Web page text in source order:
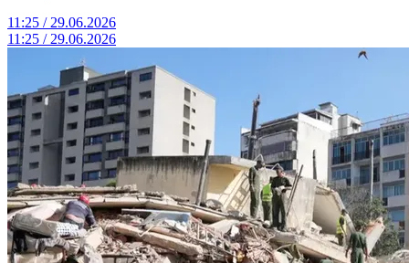
11:25 / 29.06.2026
11:25 / 29.06.2026